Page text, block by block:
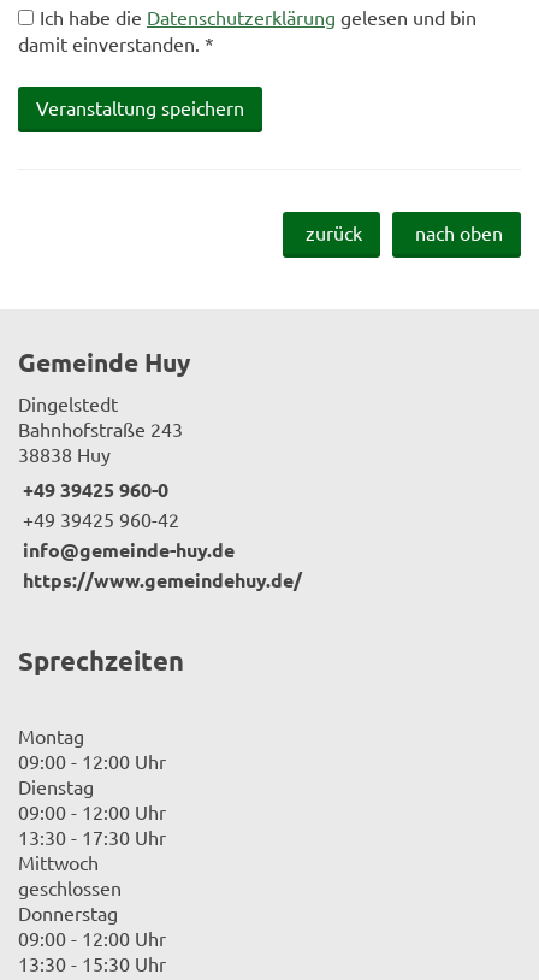
Ich habe die Datenschutzerklärung gelesen und bin
damit einverstanden. *
zurück nach oben
Gemeinde Huy
Dingelstedt
Bahnhofstraße 243
38838 Huy
+49 39425 960-0
+49 39425 960-42
info@gemeinde-huy.de
https://www.gemeindehuy.de/
Sprechzeiten
Montag
09:00 - 12:00 Uhr
Dienstag
09:00 - 12:00 Uhr
13:30 - 17:30 Uhr
Mittwoch
geschlossen
Donnerstag
09:00 - 12:00 Uhr
13:30 - 15:30 Uhr